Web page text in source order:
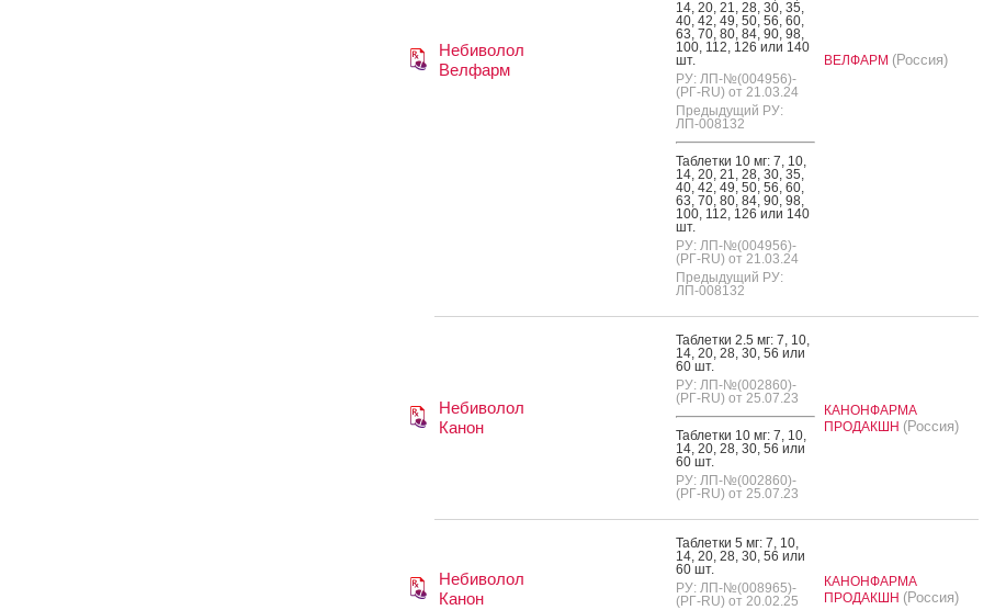
Небиволол
Велфарм
14, 20, 21, 28, 30, 35,
40, 42, 49, 50, 56, 60,
63, 70, 80, 84, 90, 98,
100, 112, 126 или 140
шт.
РУ: ЛП-№(004956)-
(РГ-RU) от 21.03.24
Предыдущий РУ:
ЛП-008132
Таб­летки 10 мг: 7, 10,
14, 20, 21, 28, 30, 35,
40, 42, 49, 50, 56, 60,
63, 70, 80, 84, 90, 98,
100, 112, 126 или 140
шт.
РУ: ЛП-№(004956)-
(РГ-RU) от 21.03.24
Предыдущий РУ:
ЛП-008132
ВЕЛФАРМ (Россия)
Небиволол
Канон
Таб­летки 2.5 мг: 7, 10,
14, 20, 28, 30, 56 или
60 шт.
РУ: ЛП-№(002860)-
(РГ-RU) от 25.07.23
Таб­летки 10 мг: 7, 10,
14, 20, 28, 30, 56 или
60 шт.
РУ: ЛП-№(002860)-
(РГ-RU) от 25.07.23
КАНОНФАРМА
ПРОДАКШН (Россия)
Небиволол
Канон
Таб­летки 5 мг: 7, 10,
14, 20, 28, 30, 56 или
60 шт.
РУ: ЛП-№(008965)-
(РГ-RU) от 20.02.25
КАНОНФАРМА
ПРОДАКШН (Россия)